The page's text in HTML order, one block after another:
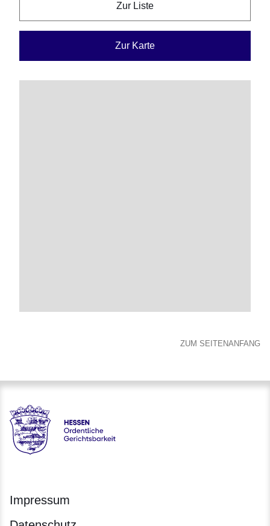
Zur Liste
Zur Karte
ZUM SEITENANFANG
Hessen - Ordentliche Gerichtsbarkeit Hessen
Impressum